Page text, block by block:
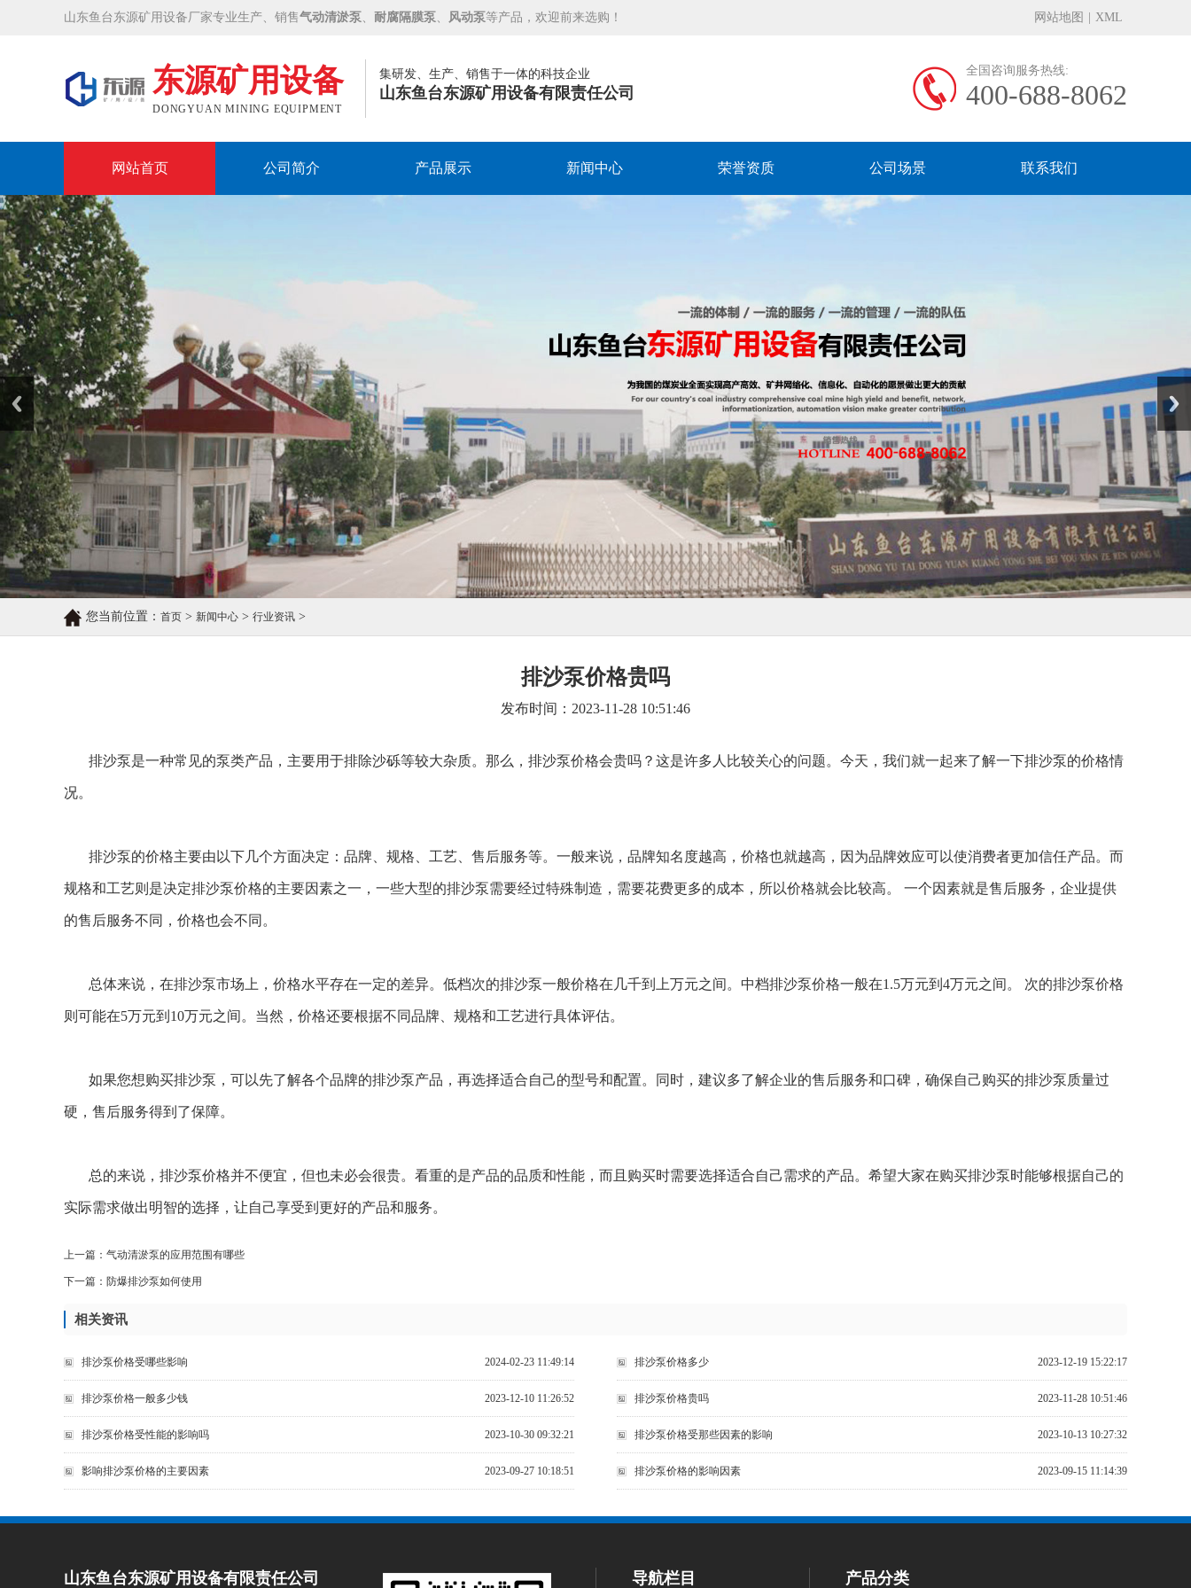
山东鱼台东源矿用设备厂家专业生产、销售气动清淤泵、 耐腐隔膜泵、 风动泵等产品，欢迎前来选购！ 网站地图 XML
东源矿用设备
DONGYUAN MINING EQUIPMENT
集研发、生产、销售于一体的科技企业
山东鱼台东源矿用设备有限责任公司
全国咨询服务热线:
400-688-8062
网站首页 公司简介 产品展示 新闻中心 荣誉资质 公司场景 联系我们
Prev Next
您当前位置： 首页 > 新闻中心 > 行业资讯 >
排沙泵价格贵吗
发布时间：2023-11-28 10:51:46
排沙泵是一种常见的泵类产品，主要用于排除沙砾等较大杂质。那么，排沙泵价格会贵吗？这是许多人比较关心的问题。今天，我们就一起来了解一下排沙泵的价格情
况。
排沙泵的价格主要由以下几个方面决定：品牌、规格、工艺、售后服务等。一般来说，品牌知名度越高，价格也就越高，因为品牌效应可以使消费者更加信任产品。而
规格和工艺则是决定排沙泵价格的主要因素之一，一些大型的排沙泵需要经过特殊制造，需要花费更多的成本，所以价格就会比较高。 一个因素就是售后服务，企业提供
的售后服务不同，价格也会不同。
总体来说，在排沙泵市场上，价格水平存在一定的差异。低档次的排沙泵一般价格在几千到上万元之间。中档排沙泵价格一般在1.5万元到 4万元之间。 次的排沙泵价格
则可能在5万元到 10万元之间。当然，价格还要根据不同品牌、规格和工艺进行具体评估。
如果您想购买排沙泵，可以先了解各个品牌的排沙泵产品，再选择适合自己的型号和配置。同时，建议多了解企业的售后服务和口碑，确保自己购买的排沙泵质量过
硬，售后服务得到了保障。
总的来说，排沙泵价格并不便宜，但也未必会很贵。看重的是产品的品质和性能，而且购买时需要选择适合自己需求的产品。希望大家在购买排沙泵时能够根据自己的
实际需求做出明智的选择，让自己享受到更好的产品和服务。
上一篇： 气动清淤泵的应用范围有哪些
下一篇： 防爆排沙泵如何使用
相关资讯
2024-02-23 11:49:14
排沙泵价格受哪些影响 2023-12-19 15:22:17
排沙泵价格多少
2023-12-10 11:26:52
排沙泵价格一般多少钱 2023-11-28 10:51:46
排沙泵价格贵吗
2023-10-30 09:32:21
排沙泵价格受性能的影响吗 2023-10-13 10:27:32
排沙泵价格受那些因素的影响
2023-09-27 10:18:51
影响排沙泵价格的主要因素 2023-09-15 11:14:39
排沙泵价格的影响因素
山东鱼台东源矿用设备有限责任公司 导航栏目 产品分类